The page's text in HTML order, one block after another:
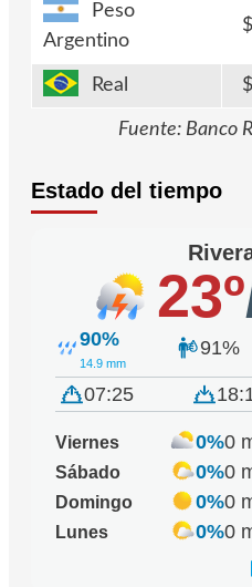
Peso
Argentino
Real
Fuente: Banco
Estado del tiempo
23º
90%
14.9 mm
91%
07:25
Viernes 0%0
Sábado
0%0
Domingo
0%0
Lunes
0%0